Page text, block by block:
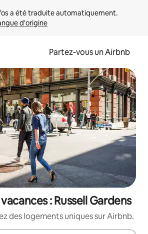
d'origine
Partez-vous un Airbnb
: Russell Gardens
des logements uniques sur Airbnb.